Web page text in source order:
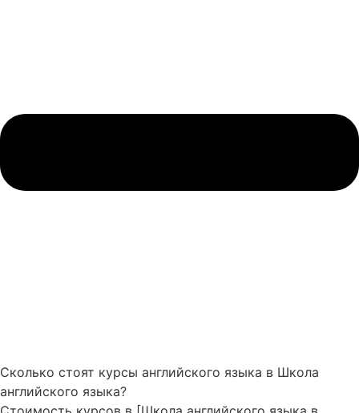
Сколько стоят курсы английского языка в Школа
английского языка?